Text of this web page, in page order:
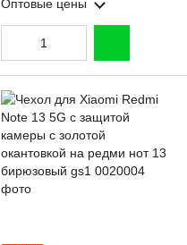
Оптовые цены